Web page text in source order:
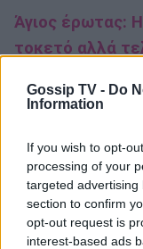
Gossip TV - Do
Information
If you wish to opt-
processing of your
targeted
section to confirm
opt-out request is
interest-based ads
Άγιος έρωτας:
τοκετό αλλά
αυτοκτονίας –
τη Χριστίνα
Άγιος έρωτας:
Νικόλαο να